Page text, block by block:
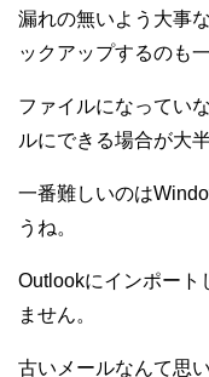
漏れの無いよう大事
ックアップするのも
ファイルになってい
ルにできる場合が大
一番難しいのは
うね。
Outlookにインポート
ません。
古いメールなんて思